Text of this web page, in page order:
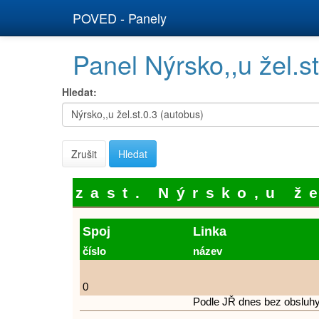
POVED - Panely
Panel Nýrsko,,u
Hledat:
Nýrsko,,u žel.st.0.3 (autobus)
Hledat:
Zrušit